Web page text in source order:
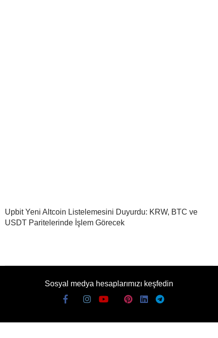
Upbit Yeni Altcoin Listelemesini Duyurdu: KRW, BTC ve
USDT Paritelerinde İşlem Görecek
Sosyal medya hesaplarımızı keşfedin